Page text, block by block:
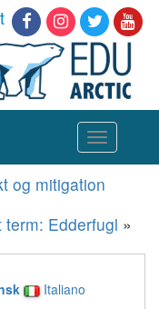
Toggle
navigation
og mitigation
term: Edderfugl »
Italiano